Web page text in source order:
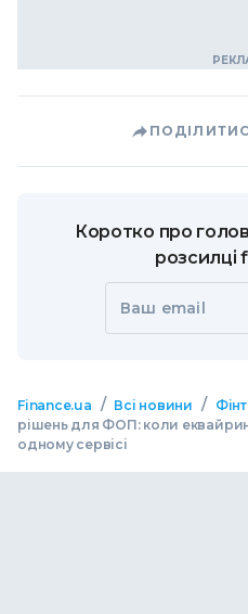
Коротко про
розсилці
Ваш email
Finance.ua / Всі новини /
рішень для ФОП: коли
одному сервісі